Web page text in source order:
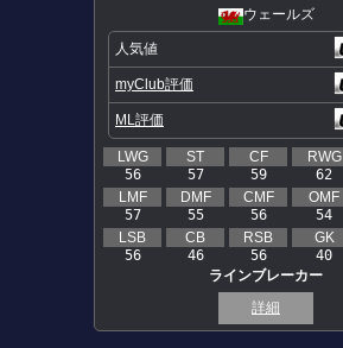
ウェールズ
人気値
myClub評価
ML評価
LWG
56
ST
57
CF
59
RWG
62
LMF
57
DMF
55
CMF
56
OMF
54
LSB
56
CB
46
RSB
56
GK
40
ラインブレーカー
詳細